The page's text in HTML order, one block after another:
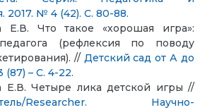
2017. № 4 (42). С. 80-88.
Е.В. Что такое «хорошая игра»:
(рефлексия по поводу
// Детский сад от А до
– С. 4-22.
Е.В. Четыре лика детской игры //
Researcher. Научно-